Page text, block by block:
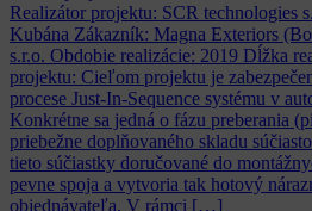
Nezaradené 29. januára 2021
Smart City San Diego